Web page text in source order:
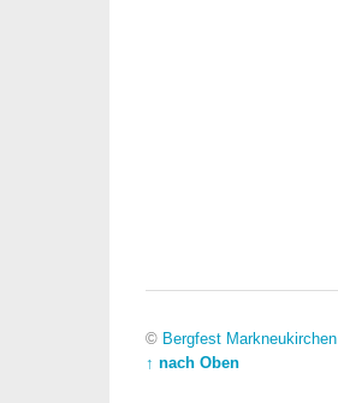
© Bergfest Markneukirchen
↑ nach Oben